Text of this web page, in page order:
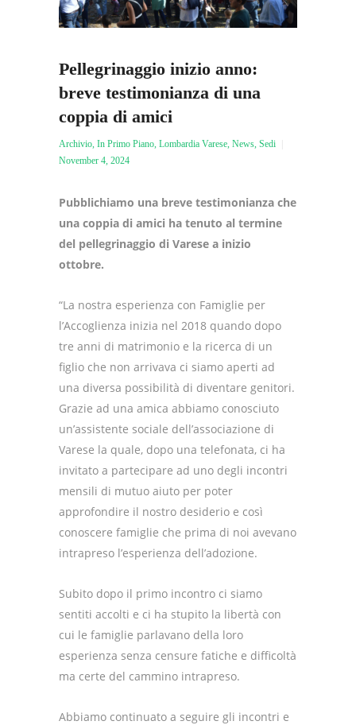
Pellegrinaggio inizio anno:
breve testimonianza di una
coppia di amici
Archivio In Primo Piano Lombardia Varese News Sedi
November 4, 2024
Pubblichiamo una breve testimonianza che
una coppia di amici ha tenuto al termine
del pellegrinaggio di Varese a inizio
ottobre.
“La nostra esperienza con Famiglie per
l’Accoglienza inizia nel 2018 quando dopo
tre anni di matrimonio e la ricerca di un
figlio che non arrivava ci siamo aperti ad
una diversa possibilità di diventare genitori.
Grazie ad una amica abbiamo conosciuto
un’assistente sociale dell’associazione di
Varese la quale, dopo una telefonata, ci ha
invitato a partecipare ad uno degli incontri
mensili di mutuo aiuto per poter
approfondire il nostro desiderio e così
conoscere famiglie che prima di noi avevano
intrapreso l’esperienza dell’adozione.
Subito dopo il primo incontro ci siamo
sentiti accolti e ci ha stupito la libertà con
cui le famiglie parlavano della loro
esperienza senza censure fatiche e difficoltà
ma certe del cammino intrapreso.
Abbiamo continuato a seguire gli incontri e